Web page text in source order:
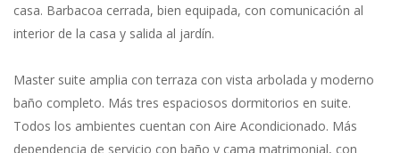
casa. Barbacoa cerrada, bien equipada, con comunicación al
interior de la casa y salida al jardín.
Master suite amplia con terraza con vista arbolada y moderno
baño completo. Más tres espaciosos dormitorios en suite.
Todos los ambientes cuentan con Aire Acondicionado. Más
dependencia de servicio con baño y cama matrimonial, con